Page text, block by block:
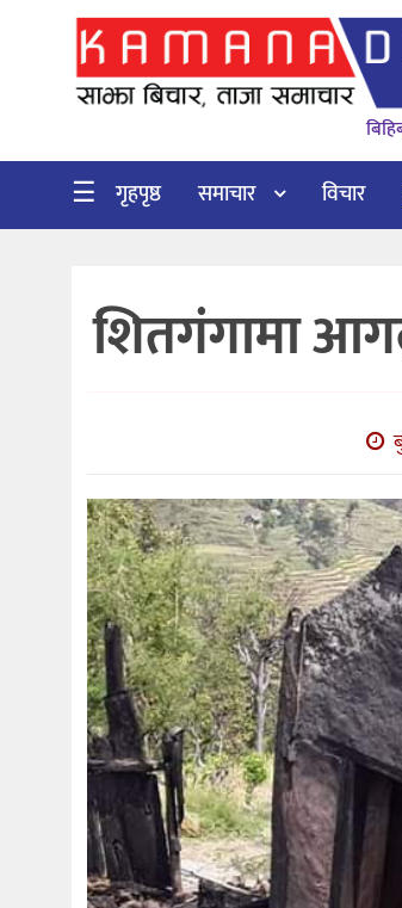
गृहपृष्ठ
विचार
कुटनिती
सिफारिस
☰ गृहपृष्ठ समाचार विचार
शितगंगामा